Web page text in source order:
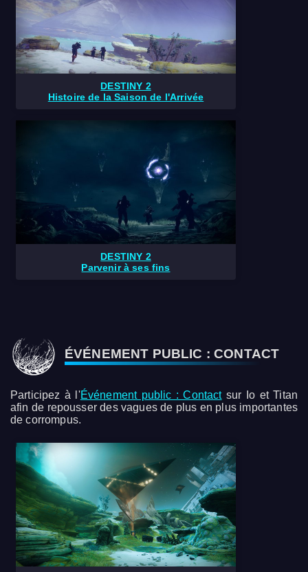
DESTINY 2
Histoire de la Saison de l'Arrivée
DESTINY 2
Parvenir à ses fins
ÉVÉNEMENT PUBLIC : CONTACT
Participez à l'Événement public : Contactsur Io et Titan
afin de repousser des vagues de plus en plus importantes
de corrompus.